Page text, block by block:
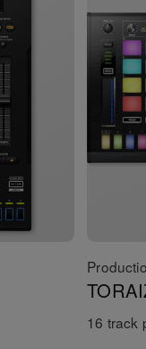
16 track